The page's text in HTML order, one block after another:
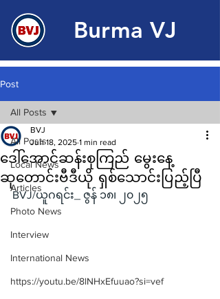
Burma VJ
Post
All Posts
Local News
Articles
Photo News
Interview
International News
https://youtu.be/8lNHxEfuuao?si=vef
All Posts
ဒေါ်အောင်ဆန်းစုကြည် မွေးနေ့
ဆုတောင်းဗီဒီယို ရှစ်သောင်းပြည့်ပြီ
BVJ
Jun 18, 2025 1 min read
BVJ/ယူဂရင်း_ ဇွန် ၁၈၊ ၂၀၂၅